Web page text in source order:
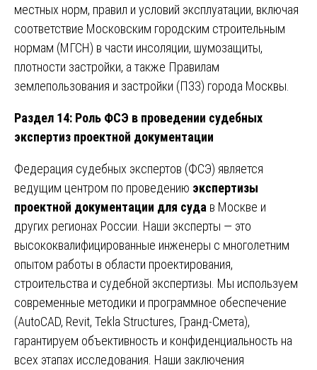
местных норм, правил и условий эксплуатации, включая
соответствие Московским городским строительным
нормам (МГСН) в части инсоляции, шумозащиты,
плотности застройки, а также Правилам
землепользования и застройки (ПЗЗ) города Москвы.
Раздел 14: Роль ФСЭ в проведении судебных
экспертиз проектной документации
Федерация судебных экспертов (ФСЭ) является
ведущим центром по проведению экспертизы
проектной документации для суда в Москве и
других регионах России. Наши эксперты — это
высококвалифицированные инженеры с многолетним
опытом работы в области проектирования,
строительства и судебной экспертизы. Мы используем
современные методики и программное обеспечение
(AutoCAD, Revit, Tekla Structures, Гранд-Смета),
гарантируем объективность и конфиденциальность на
всех этапах исследования. Наши заключения